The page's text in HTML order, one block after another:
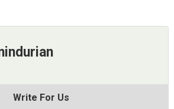
Write For Us